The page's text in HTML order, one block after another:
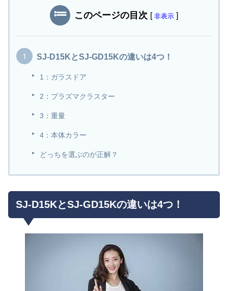
このページの目次 [ 非表示 ]
SJ-D15KとSJ-GD15Kの違いは4つ！
1：ガラスドア
2：プラズマクラスター
3：重量
4：本体カラー
どっちを選ぶのが正解？
SJ-D15KとSJ-GD15Kの違いは4つ！